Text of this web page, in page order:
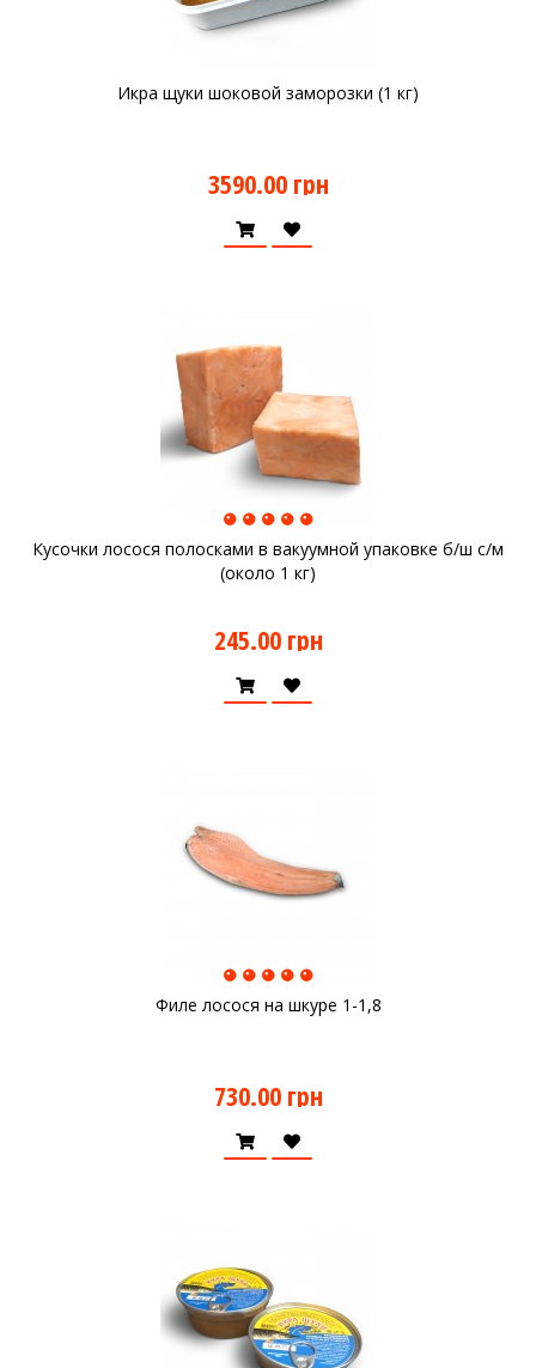
Икра щуки шоковой заморозки (1 кг)
3590.00 грн
Кусочки лосося полосками в вакуумной упаковке б/ш с/м
(около 1 кг)
245.00 грн
Филе лосося на шкуре 1-1,8
730.00 грн